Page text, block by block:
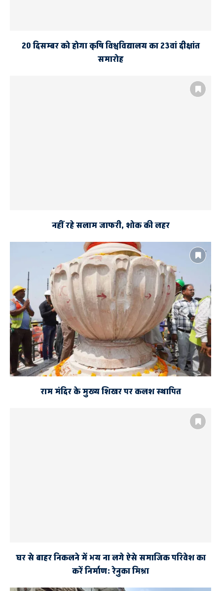
20 दिसम्बर को होगा कृषि विश्वविद्यालय का 23वां दीक्षांत
समारोह
नहीं रहे सलाम जाफरी, शोक की लहर
राम मंदिर के मुख्य शिखर पर कलश स्थापित
घर से बाहर निकलने में भय ना लगे ऐसे समाजिक परिवेश का
करें निर्माण: रेनुका मिश्रा